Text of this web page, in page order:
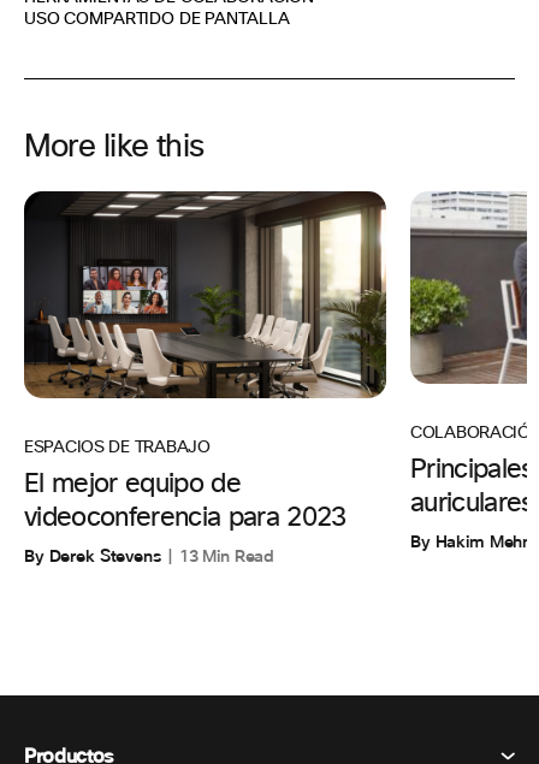
USO COMPARTIDO DE PANTALLA
More like this
ESPACIOS DE TRABAJO
El mejor equipo de
videoconferencia para 2023
By Derek Stevens 13 Min Read
By Hakim
Productos